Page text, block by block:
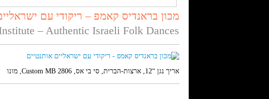
מכון בראנדיס קאמפ – ריקודי עם
– Authentic Israeli Folk Dances
אריך נגן “12, ארצות-הברית, סי בי אס, Custom MB 2806, מונו